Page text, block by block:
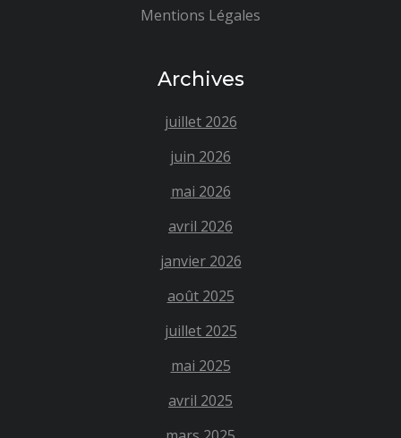
Mentions Légales
Archives
juillet 2026
juin 2026
mai 2026
avril 2026
janvier 2026
août 2025
juillet 2025
mai 2025
avril 2025